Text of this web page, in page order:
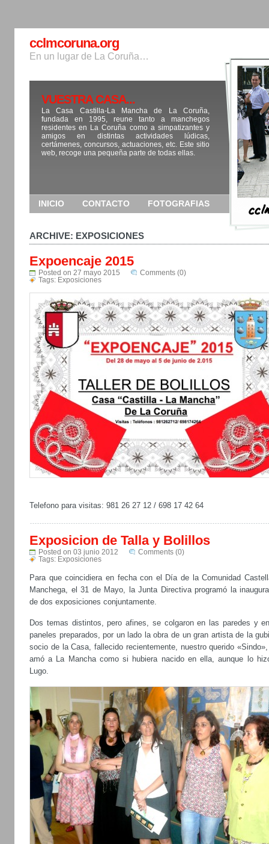
cclmcoruna.org
En un lugar de La Coruña…
VUESTRA CASA...
La Casa Castilla-La Mancha de La Coruña,
fundada en 1995, reune tanto a manchegos
residentes en La Coruña como a simpatizantes y
amigos en distintas actividades lúdicas,
certámenes, concursos, actuaciones, etc. Este sitio
web, recoge una pequeña parte de todas ellas.
INICIO CONTACTO FOTOGRAFIAS
ARCHIVE: EXPOSICIONES
Expoencaje 2015
Posted on 27 mayo 2015
Comments (0)
Tags: Exposiciones
Telefono para visitas: 981 26 27 12 / 698 17 42 64
Exposicion de Talla y Bolillos
Posted on 03 junio 2012
Comments (0)
Tags: Exposiciones
Para que coincidiera en fecha con el Día de la Comunidad
Manchega, el 31 de Mayo, la Junta Directiva programó la
de dos exposiciones conjuntamente.
Dos temas distintos, pero afines, se colgaron en las paredes y
paneles preparados, por un lado la obra de un gran artista de la
socio de la Casa, fallecido recientemente, nuestro querido
amó a La Mancha como si hubiera nacido en ella, aunque lo
Lugo.